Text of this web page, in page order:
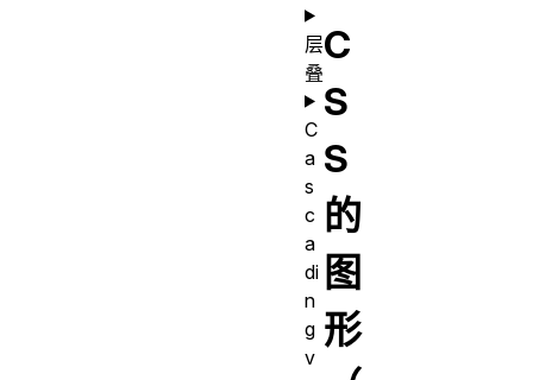
C
S
S
的
图
形
层
叠
C
a
s
c
a
di
n
g
v